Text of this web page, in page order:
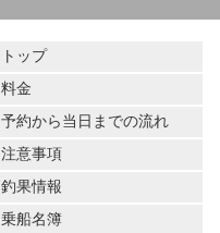
トップ
料金
予約から当日までの流れ
注意事項
釣果情報
乗船名簿